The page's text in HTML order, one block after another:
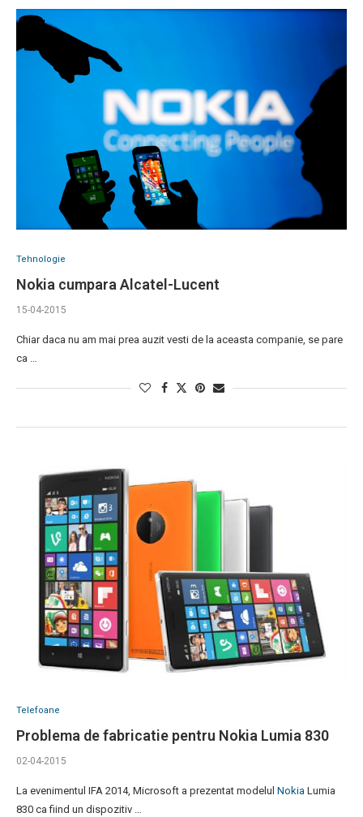
Tehnologie
Nokia cumpara Alcatel-Lucent
15-04-2015
Chiar daca nu am mai prea auzit vesti de la aceasta companie, se pare
ca …
Telefoane
Problema de fabricatie pentru Nokia Lumia 830
02-04-2015
La evenimentul IFA 2014, Microsoft a prezentat modelul Nokia Lumia
830 ca fiind un dispozitiv …